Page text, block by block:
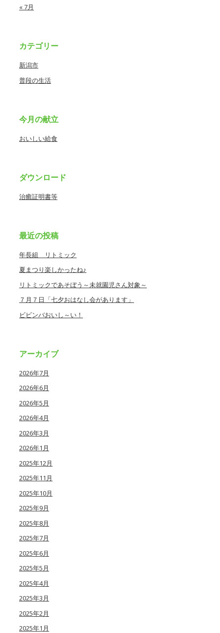
« 7月
カテゴリー
新潟市
普段の生活
今月の献立
おいしい給食
ダウンロード
治癒証明書等
最近の投稿
年長組 リトミック
夏まつり楽しかったね♪
リトミックであそぼう～未就園児さん対象～
７月７日「七夕おはなし会があります」
ビビンバおいし～い！
アーカイブ
2026年7月
2026年6月
2026年5月
2026年4月
2026年3月
2026年1月
2025年12月
2025年11月
2025年10月
2025年9月
2025年8月
2025年7月
2025年6月
2025年5月
2025年4月
2025年3月
2025年2月
2025年1月